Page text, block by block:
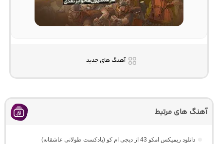
آهنگ های جدید
آهنگ های مرتبط
دانلود ریمیکس امکو 43 از دیجی ام کو (پادکست طولانی عاشقانه)